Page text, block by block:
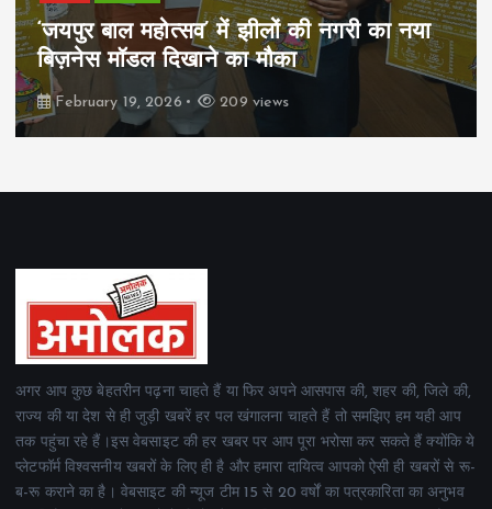
‘जयपुर बाल महोत्सव’ में झीलों की नगरी का नया
बिज़नेस मॉडल दिखाने का मौका
February 19, 2026 209 views
अगर आप कुछ बेहतरीन पढ़ना चाहते हैं या फिर अपने आसपास की, शहर की, जिले की,
राज्य की या देश से ही जुड़ी खबरें हर पल खंगालना चाहते हैं तो समझिए हम यही आप
तक पहुंचा रहे हैं।इस वेबसाइट की हर खबर पर आप पूरा भरोसा कर सकते हैं क्योंकि ये
प्लेटफॉर्म विश्वसनीय खबरों के लिए ही है और हमारा दायित्व आपको ऐसी ही खबरों से रू-
ब-रू कराने का है। वेबसाइट की न्यूज टीम 15 से 20 वर्षों का पत्रकारिता का अनुभव